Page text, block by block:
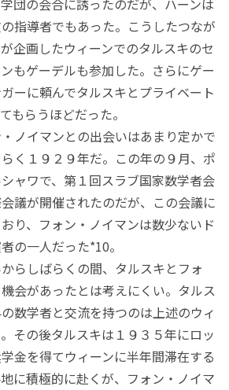
団の会合に誘ったのだが、ハーンは
指導者でもあった。こうしたつなが
企画したウィーンでのタルスキのセ
もゲーデルも参加した。さらにゲー
ーに頼んでタルスキとプライベート
もらうほどだった。
ノイマンとの出会いはあまり定かで
く１９２９年だ。この年の９月、ポ
ャワで、第１回スラブ国家数学者会
議が開催されたのだが、この会議に
り、フォン・ノイマンは数少ないド
の一人だった*10。
らしばらくの間、タルスキとフォ
会があったとは考えにくい。タルス
数学者と交流を持つのは上述のウィ
その後タルスキは１９３５年にロッ
金を得てウィーンに半年間滞在する
に積極的に赴くが、フォン・ノイマ